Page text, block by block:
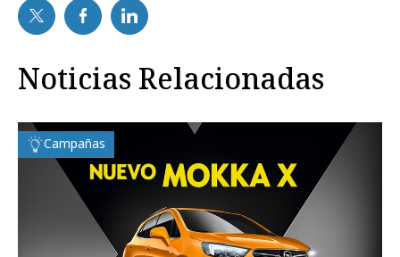
Noticias Relacionadas
Campañas